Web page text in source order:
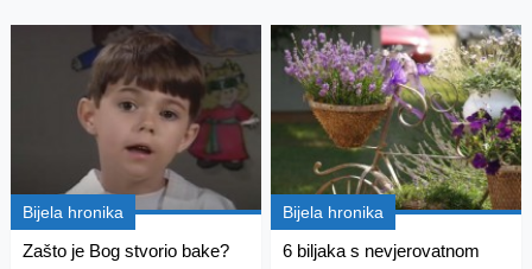
Bijela hronika
Zašto je Bog stvorio bake?
Bijela hronika
6 biljaka s nevjerovatnom